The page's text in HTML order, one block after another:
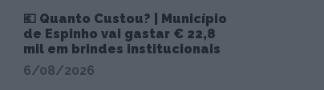
💶 Quanto Custou? | Município
de Espinho vai gastar € 22,8
mil em brindes institucionais
6/08/2026